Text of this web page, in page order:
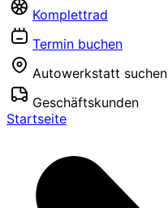
Komplettrad
Termin buchen
Autowerkstatt suchen
Geschäftskunden
Startseite